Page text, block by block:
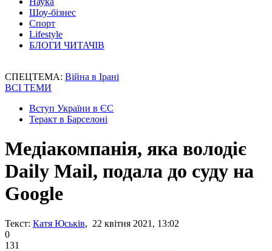
Шоу-бізнес
Спорт
Lifestyle
БЛОГИ ЧИТАЧІВ
СПЕЦТЕМА: Війна в Ірані
ВСІ ТЕМИ
Вступ України в ЄС
Теракт в Барселоні
Медіакомпанія, яка володіє
Daily Mail, подала до суду на
Google
Текст: Катя Юськів, 22 квітня 2021, 13:02
0
131